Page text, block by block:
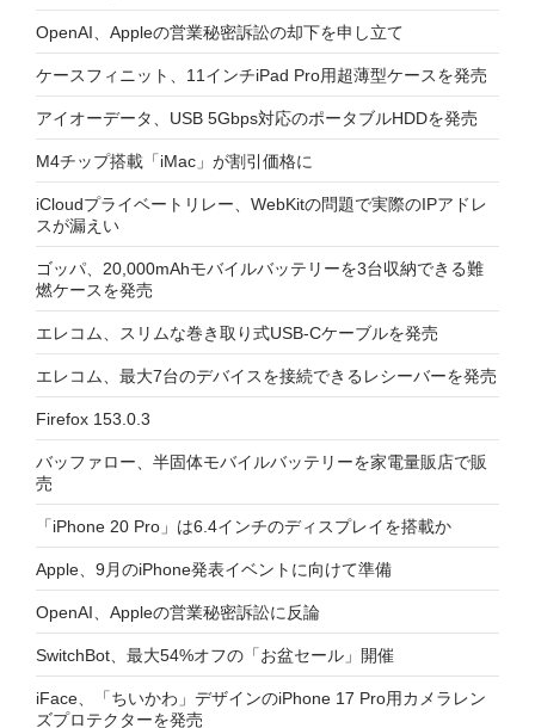
OpenAI、Appleの営業秘密訴訟の却下を申し立て
ケースフィニット、11インチiPad Pro用超薄型ケースを発売
アイオーデータ、USB 5Gbps対応のポータブルHDDを発売
M4チップ搭載「iMac」が割引価格に
iCloudプライベートリレー、WebKitの問題で実際のIPアドレ
スが漏えい
ゴッパ、20,000mAhモバイルバッテリーを3台収納できる難
燃ケースを発売
エレコム、スリムな巻き取り式USB-Cケーブルを発売
エレコム、最大7台のデバイスを接続できるレシーバーを発売
Firefox 153.0.3
バッファロー、半固体モバイルバッテリーを家電量販店で販
売
「iPhone 20 Pro」は6.4インチのディスプレイを搭載か
Apple、9月のiPhone発表イベントに向けて準備
OpenAI、Appleの営業秘密訴訟に反論
SwitchBot、最大54%オフの「お盆セール」開催
iFace、「ちいかわ」デザインのiPhone 17 Pro用カメラレン
ズプロテクターを発売